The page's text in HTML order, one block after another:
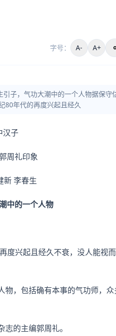
字号： A- A+
子，气功大潮中的一个人物据保守
80年代的再度兴起且经久
汉子
礼印象
新 李春生
中的一个人物
度兴起且经久不衰，没人能视
，包括确有本事的气功师，众
的主编郭周礼。